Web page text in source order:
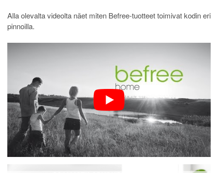
Alla olevalta videolta näet miten Befree-tuotteet toimivat kodin eri
pinnoilla.